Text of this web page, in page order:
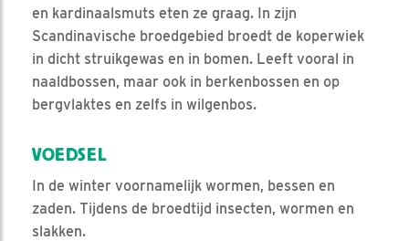
en kardinaalsmuts eten ze graag. In zijn
Scandinavische broedgebied broedt de koperwiek
in dicht struikgewas en in bomen. Leeft vooral in
naaldbossen, maar ook in berkenbossen en op
bergvlaktes en zelfs in wilgenbos.
VOEDSEL
In de winter voornamelijk wormen, bessen en
zaden. Tijdens de broedtijd insecten, wormen en
slakken.